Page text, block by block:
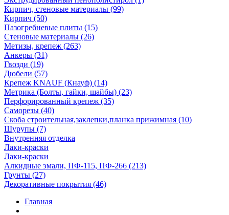
Кирпич, стеновые материалы (99)
Кирпич (50)
Пазогребневые плиты (15)
Стеновые материалы (26)
Метизы, крепеж (263)
Анкеры (31)
Гвозди (19)
Дюбели (57)
Крепеж KNAUF (Кнауф) (14)
Метрика (Болты, гайки, шайбы) (23)
Перфорированный крепеж (35)
Саморезы (40)
Скоба строительная,заклепки,планка прижимная (10)
Шурупы (7)
Внутренняя отделка
Лаки-краски
Лаки-краски
Алкидные эмали, ПФ-115, ПФ-266 (213)
Грунты (27)
Декоративные покрытия (46)
Главная